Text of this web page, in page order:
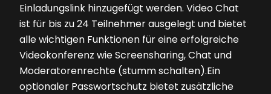
Einladungslink hinzugefügt werden. Video Chat
ist für bis zu 24 Teilnehmer ausgelegt und bietet
alle wichtigen Funktionen für eine erfolgreiche
Videokonferenz wie Screensharing, Chat und
Moderatorenrechte (stumm schalten).Ein
optionaler Passwortschutz bietet zusätzliche